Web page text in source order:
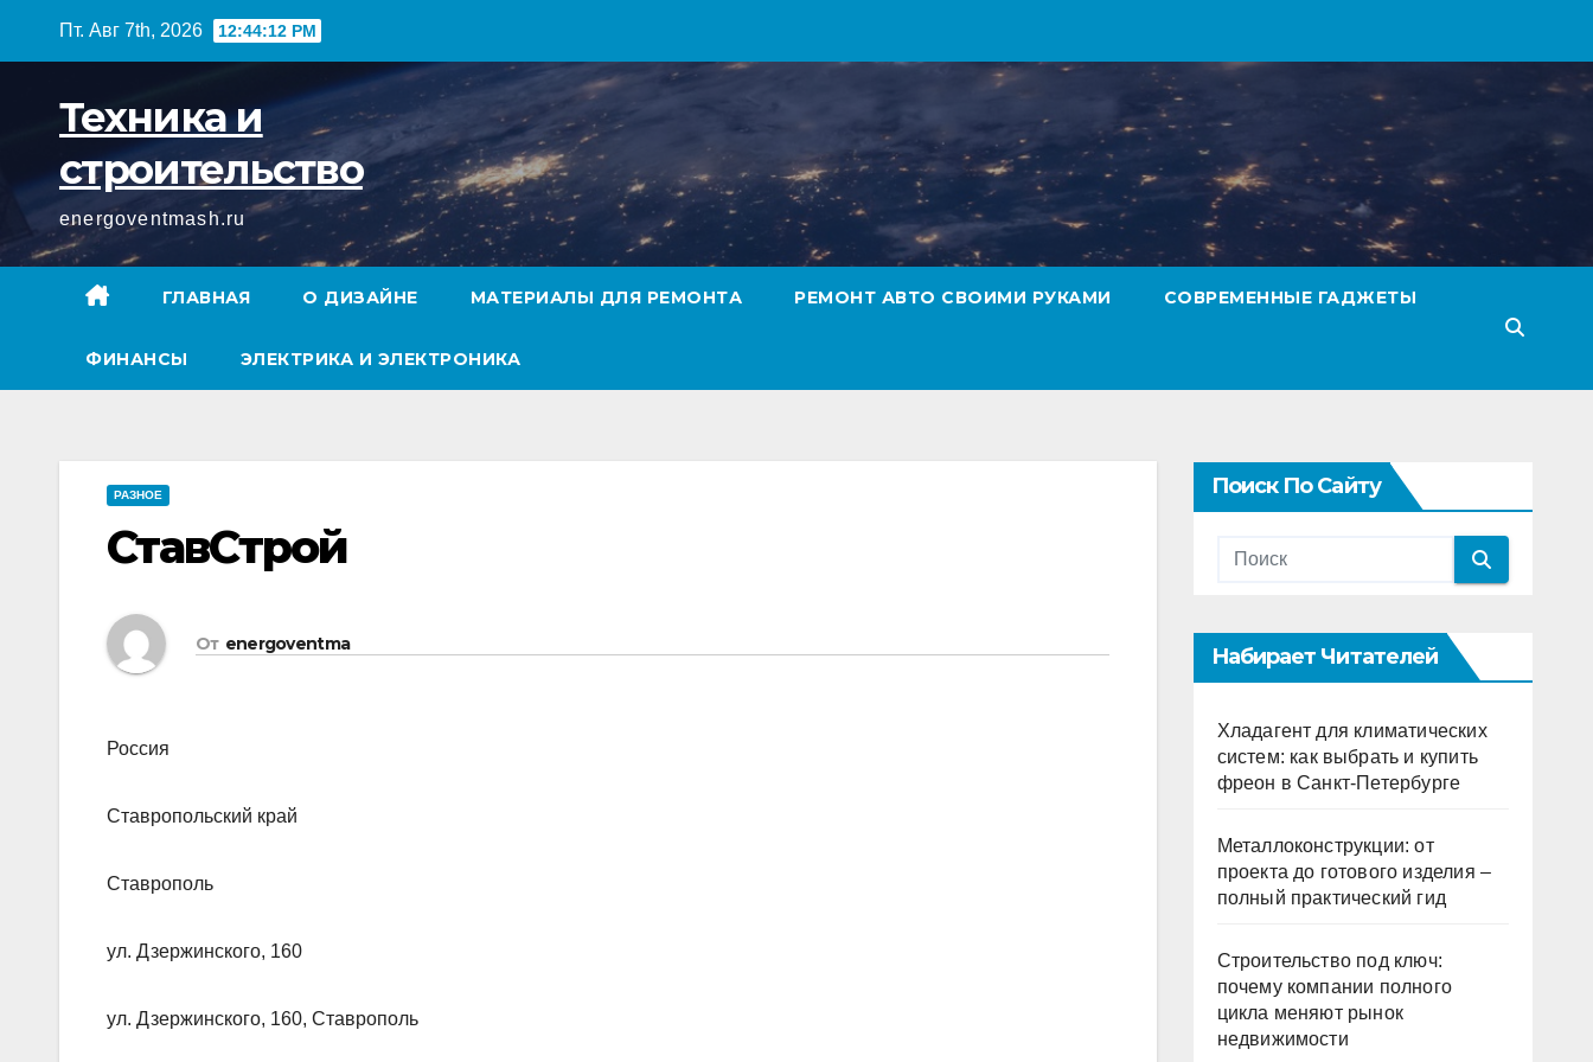
Пт. Авг 7th, 2026 12:44:13 PM
Техника и
строительство
energoventmash.ru
ГЛАВНАЯ О ДИЗАЙНЕ МАТЕРИАЛЫ ДЛЯ РЕМОНТА РЕМОНТ АВТО СВОИМИ РУКАМИ СОВРЕМЕННЫЕ ГАДЖЕТЫ
ФИНАНСЫ ЭЛЕКТРИКА И ЭЛЕКТРОНИКА
РАЗНОЕ
СтавСтрой
От energoventma
Россия
Ставропольский край
Ставрополь
ул. Дзержинского, 160
ул. Дзержинского, 160, Ставрополь
Поиск По Сайту
Набирает Читателей
Хладагент для климатических
систем: как выбрать и купить
фреон в Санкт-Петербурге
Металлоконструкции: от
проекта до готового изделия –
полный практический гид
Строительство под ключ:
почему компании полного
цикла меняют рынок
недвижимости